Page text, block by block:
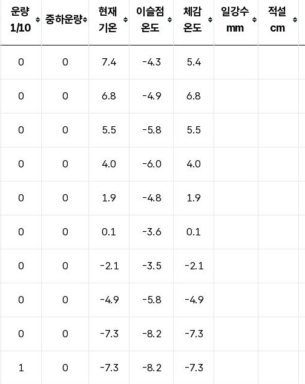
운량
1/10
중하운량
현재
기온
이슬점
온도
체감
온도
일강수
mm
적설
cm
0 0 7.4 -4.3 5.4
0 0 6.8 -4.9 6.8
0 0 5.5 -5.8 5.5
0 0 4.0 -6.0 4.0
0 0 1.9 -4.8 1.9
0 0 0.1 -3.6 0.1
0 0 -2.1 -3.5 -2.1
0 0 -4.9 -5.8 -4.9
0 0 -7.3 -8.2 -7.3
1 0 -7.3 -8.2 -7.3